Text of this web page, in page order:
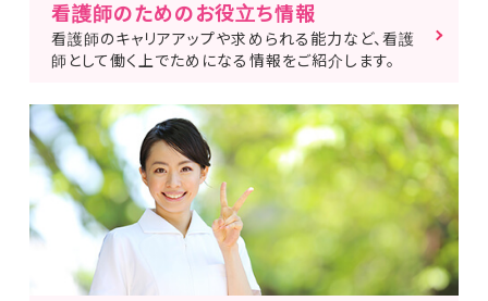
看護師のためのお役立ち情報
看護師のキャリアアップや求められる能力など、看護
師として働く上でためになる情報をご紹介します。